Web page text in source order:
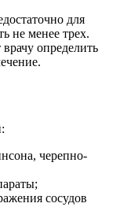
для
не менее трех.
определить
черепно-
сосудов